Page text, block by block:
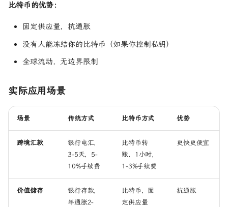
实际应用场景
"比特币没有价值"
"比特币用于洗钱和犯罪"
"比特币浪费能源"
"比特币已过时"
比特币的局限性
可能的发展方向
比特币的优势：
固定供应量，抗通胀
没有人能冻结你的比特币（如果你控制私钥）
全球流动，无边界限制
实际应用场景
场景 传统方式 比特币方式 优势
跨境汇款
银行电汇，
3-5天，5-
10%手续费
比特币转
账，1小时，
1-3%手续费
更快更便宜
价值储存
银行存款，
年通胀2-
比特币，固
定供应量
抗通胀